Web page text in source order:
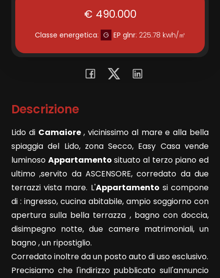
€ 490.000
Classe energetica: G EP glnr: 225.78 kwh/㎡
Descrizione
Lido di Camaiore, vicinissimo al mare e alla bella
spiaggia del Lido, zona Secco, Easy Casa vende
luminoso Appartamento situato al terzo piano ed
ultimo ,servito da ASCENSORE, corredato da due
terrazzi vista mare. L'Appartamento si compone
di : ingresso, cucina abitabile, ampio soggiorno con
apertura sulla bella terrazza , bagno con doccia,
disimpegno notte, due camere matrimoniali, un
bagno , un ripostiglio.
Corredato inoltre da un posto auto di uso esclusivo.
Precisiamo che l'indirizzo pubblicato sull'annuncio
Terreni
Totale
mq